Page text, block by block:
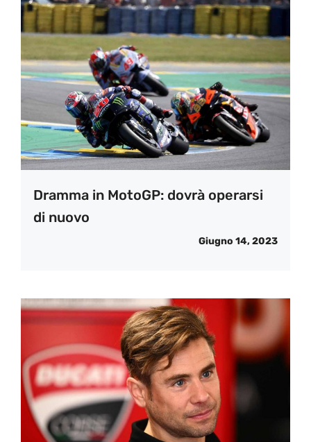
Dramma in MotoGP: dovrà operarsi
di nuovo
Giugno 14, 2023